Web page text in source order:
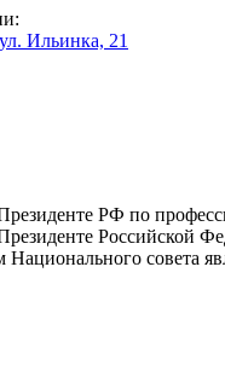
Ильинка, 21
РФ по
Российской
Национального совета